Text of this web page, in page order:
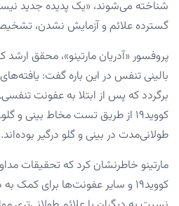
شناخته می‌شوند، «یک پدیده جدید
گسترده علائم و آزمایش نشدن،
پروفسور «آدریان مارتینو»، محقق
بالینی تنفس در این باره گفت:
برگردد که پس از ابتلا به عفونت
کووید۱۹ از طریق تست مخاط بینی و
طولانی‌مدت در بینی و گلو درگیر بوده‌اند.
مارتینو خاطرنشان کرد که تحقیقات
کووید۱۹ و سایر عفونت‌ها برای کمک